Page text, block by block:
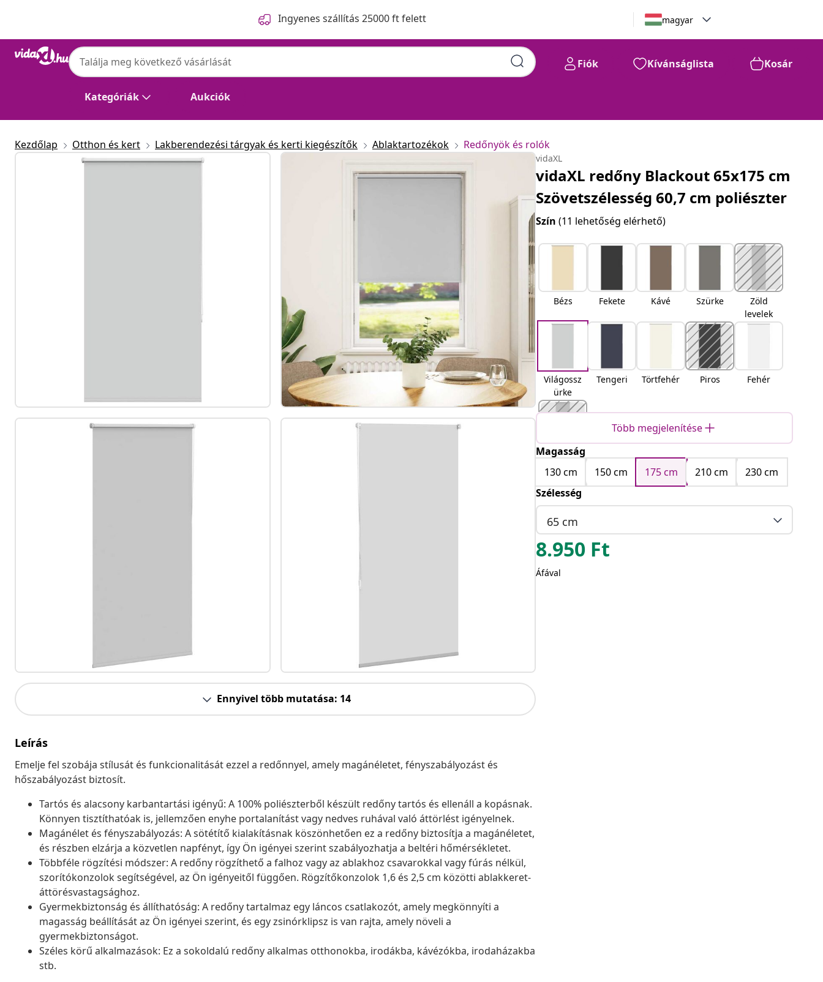
Ingyenes szállítás 25000 ft felett magyar
Kategóriák Aukciók
Fiók Kívánságlista Kosár
Kezdőlap Otthon és kert Lakberendezési tárgyak és kerti kiegészítők Ablaktartozékok Redőnyök és rolók
Ennyivel több mutatása: 14
Leírás
Emelje fel szobája stílusát és funkcionalitását ezzel a redőnnyel, amely magánéletet, fényszabályozást és
hőszabályozást biztosít.
Tartós és alacsony karbantartási igényű: A 100% poliészterből készült redőny tartós és ellenáll a kopásnak.
Könnyen tisztíthatóak is, jellemzően enyhe portalanítást vagy nedves ruhával való áttörlést igényelnek.
Magánélet és fényszabályozás: A sötétítő kialakításnak köszönhetően ez a redőny biztosítja a magánéletet,
és részben elzárja a közvetlen napfényt, így Ön igényei szerint szabályozhatja a beltéri hőmérsékletet.
Többféle rögzítési módszer: A redőny rögzíthető a falhoz vagy az ablakhoz csavarokkal vagy fúrás nélkül,
szorítókonzolok segítségével, az Ön igényeitől függően. Rögzítőkonzolok 1,6 és 2,5 cm közötti ablakkeret-
áttörésvastagsághoz.
Gyermekbiztonság és állíthatóság: A redőny tartalmaz egy láncos csatlakozót, amely megkönnyíti a
magasság beállítását az Ön igényei szerint, és egy zsinórklipsz is van rajta, amely növeli a
gyermekbiztonságot.
Széles körű alkalmazások: Ez a sokoldalú redőny alkalmas otthonokba, irodákba, kávézókba, irodaházakba
stb.
vidaXL
vidaXL redőny Blackout 65x175 cm
Szövetszélesség 60,7 cm poliészter
Szín(11 lehetőség elérhető)
Bézs Fekete Kávé Szürke
Zöld
levelek
Világossz
ürke
Tengeri Törtfehér Piros Fehér
Sárga
Több megjelenítése
Magasság
130 cm
150 cm 175 cm 210 cm
230 cm
Szélesség
65 cm
8.950 Ft
Áfával